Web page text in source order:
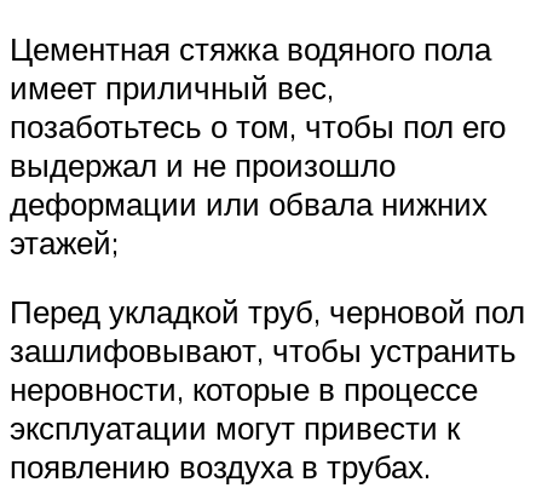
Цементная стяжка водяного пола
имеет приличный вес,
позаботьтесь о том, чтобы пол его
выдержал и не произошло
деформации или обвала нижних
этажей;
Перед укладкой труб, черновой пол
зашлифовывают, чтобы устранить
неровности, которые в процессе
эксплуатации могут привести к
появлению воздуха в трубах.